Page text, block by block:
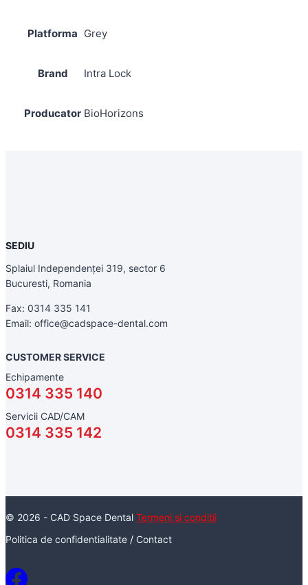
Platforma Grey
Brand Intra Lock
Producator BioHorizons
SEDIU
Splaiul Independenței 319, sector 6
Bucuresti, Romania
Fax: 0314 335 141
Email: office@cadspace-dental.com
CUSTOMER SERVICE
Echipamente
0314 335 140
Servicii CAD/CAM
0314 335 142
© 2026 - CAD Space Dental Termeni si conditii
Politica de confidentialitate / Contact